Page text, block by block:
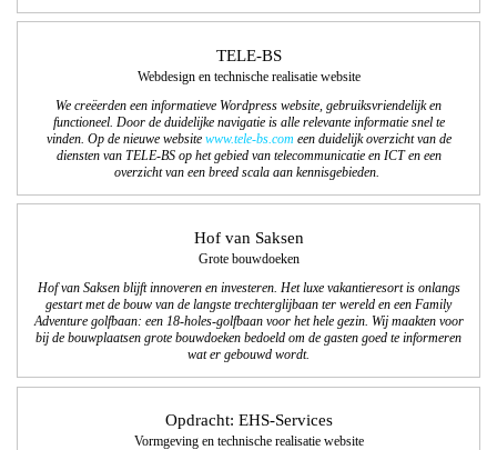
TELE-BS
Webdesign en technische realisatie website
We creëerden een informatieve Wordpress website, gebruiksvriendelijk en
functioneel. Door de duidelijke navigatie is alle relevante informatie snel te
vinden. Op de nieuwe website www.tele-bs.com een duidelijk overzicht van de
diensten van TELE-BS op het gebied van telecommunicatie en ICT en een
overzicht van een breed scala aan kennisgebieden.
Hof van Saksen
Grote bouwdoeken
Hof van Saksen blijft innoveren en investeren. Het luxe vakantieresort is onlangs
gestart met de bouw van de langste trechterglijbaan ter wereld en een Family
Adventure golfbaan: een 18-holes-golfbaan voor het hele gezin. Wij maakten voor
bij de bouwplaatsen grote bouwdoeken bedoeld om de gasten goed te informeren
wat er gebouwd wordt.
Opdracht: EHS-Services
Vormgeving en technische realisatie website